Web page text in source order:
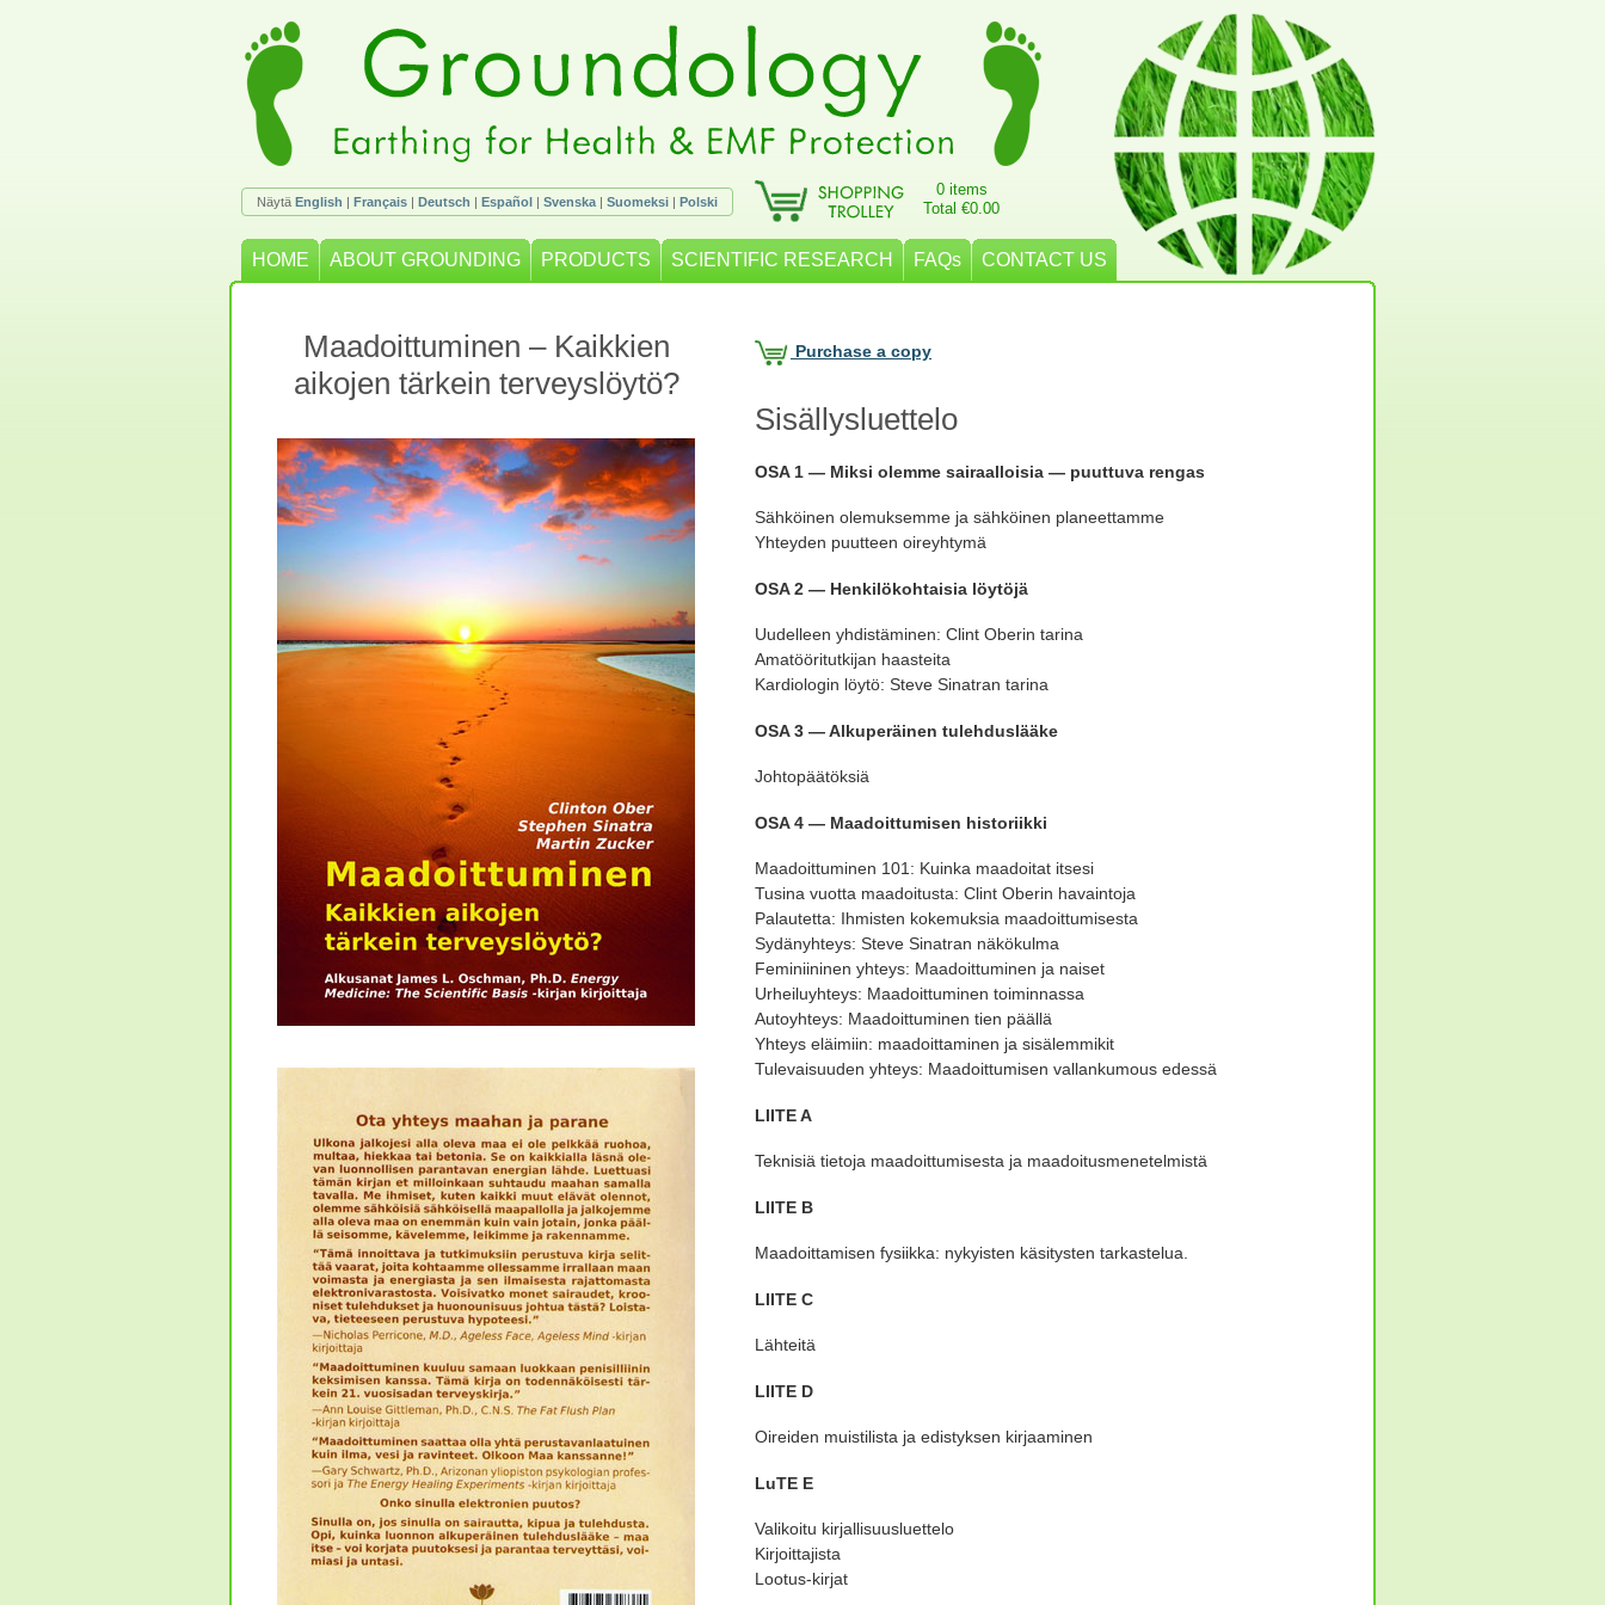
Näytä English | Français | Deutsch | Español | Svenska | Suomeksi | Polski
0 items
Total €0.00
HOME ABOUT GROUNDING PRODUCTS SCIENTIFIC RESEARCH FAQs CONTACT US
Maadoittuminen – Kaikkien
aikojen tärkein terveyslöytö?
Purchase a copy
Sisällysluettelo
OSA 1 — Miksi olemme sairaalloisia — puuttuva rengas
Sähköinen olemuksemme ja sähköinen planeettamme
Yhteyden puutteen oireyhtymä
OSA 2 — Henkilökohtaisia löytöjä
Uudelleen yhdistäminen: Clint Oberin tarina
Amatööritutkijan haasteita
Kardiologin löytö: Steve Sinatran tarina
OSA 3 — Alkuperäinen tulehduslääke
Johtopäätöksiä
OSA 4 — Maadoittumisen historiikki
Maadoittuminen 101: Kuinka maadoitat itsesi
Tusina vuotta maadoitusta: Clint Oberin havaintoja
Palautetta: Ihmisten kokemuksia maadoittumisesta
Sydänyhteys: Steve Sinatran näkökulma
Feminiininen yhteys: Maadoittuminen ja naiset
Urheiluyhteys: Maadoittuminen toiminnassa
Autoyhteys: Maadoittuminen tien päällä
Yhteys eläimiin: maadoittaminen ja sisälemmikit
Tulevaisuuden yhteys: Maadoittumisen vallankumous edessä
LIITE A
Teknisiä tietoja maadoittumisesta ja maadoitusmenetelmistä
LIITE B
Maadoittamisen fysiikka: nykyisten käsitysten tarkastelua.
LIITE C
Lähteitä
LIITE D
Oireiden muistilista ja edistyksen kirjaaminen
LuTE E
Valikoitu kirjallisuusluettelo
Kirjoittajista
Lootus-kirjat